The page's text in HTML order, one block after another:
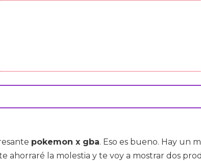
pokemon x gba. Eso es bueno. Hay un
ahorraré la molestia y te voy a mostrar dos